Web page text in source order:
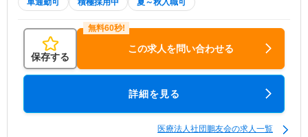
車通勤可 積極採用中 夏～秋入職可
保存する
この求人を問い合わせる
詳細を見る
医療法人社団鵬友会の求人一覧